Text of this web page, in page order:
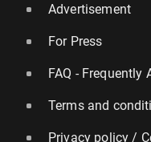
Advertisement
For Press
FAQ - Frequently
Terms and
Privacy policy /